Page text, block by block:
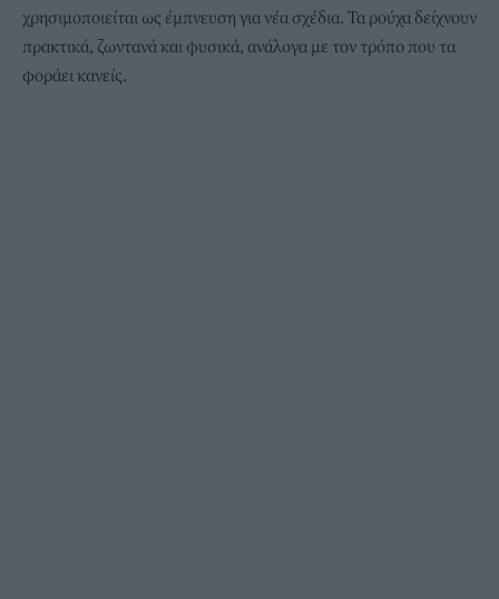
χρησιμοποιείται ως έμπνευση για νέα σχέδια. Τα ρούχα δείχνουν
πρακτικά, ζωντανά και φυσικά, ανάλογα με τον τρόπο που τα
φοράει κανείς.